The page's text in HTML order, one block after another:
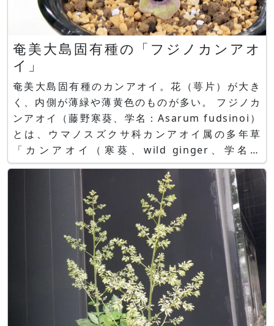
奄美大島固有種の「フジノカンアオ
イ」
奄美大島固有種のカンアオイ。花（萼片）が大き
く、内側が薄緑や薄黄色のものが多い。 フジノカ
ンアオイ（藤野寒葵、学名：Asarum fudsinoi）
とは、ウマノスズクサ科カンアオイ属の多年草
「カンアオイ（寒葵、wild ginger、学名：
Asarum） 」 の一品種で、奄美大島固有種です。
奄美大島の樹木下に自生します。 他の寒葵に比べ
て花（萼片）が大きく、内側が薄緑や薄黄色のもの